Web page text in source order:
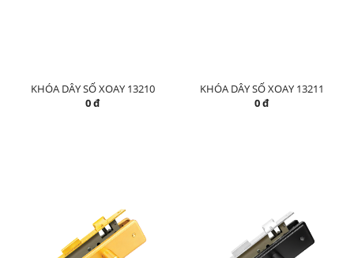
KHÓA DÂY SỐ XOAY 13210
0 đ
KHÓA DÂY SỐ XOAY 13211
0 đ